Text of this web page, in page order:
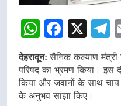
X
देहरादून:सैनिक कल्याण
परिषद का भ्रमण किया। इस
किया और जवानों के साथ
के अनुभव साझा किए।